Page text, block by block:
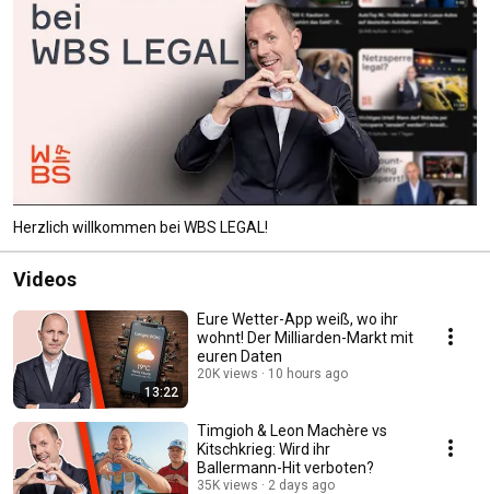
Herzlich willkommen bei WBS LEGAL!
Videos
13:22
Eure Wetter-App weiß, wo ihr
wohnt! Der Milliarden-Markt mit
euren Daten
20K views 10 hours ago
Timgioh & Leon Machère vs
Kitschkrieg: Wird ihr
Ballermann-Hit verboten?
35K views 2 days ago